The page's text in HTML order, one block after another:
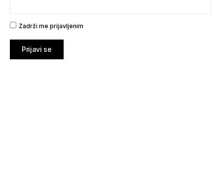
Zadrži me prijavljenim
Prijavi se